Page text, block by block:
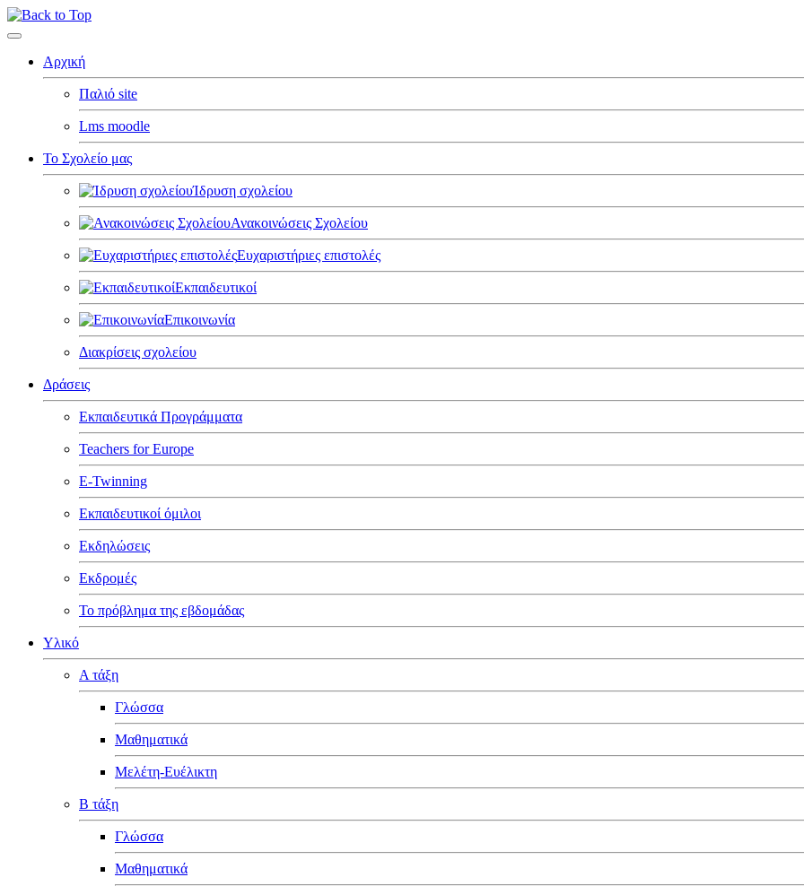
Αρχική
Παλιό site
Lms moodle
Το Σχολείο μας
Ίδρυση σχολείου
Ανακοινώσεις Σχολείου
Ευχαριστήριες επιστολές
Εκπαιδευτικοί
Επικοινωνία
Διακρίσεις σχολείου
Δράσεις
Εκπαιδευτικά Προγράμματα
Teachers for Europe
E-Twinning
Εκπαιδευτικοί όμιλοι
Εκδηλώσεις
Εκδρομές
Το πρόβλημα της εβδομάδας
Υλικό
Α τάξη
Γλώσσα
Μαθηματικά
Μελέτη-Ευέλικτη
Β τάξη
Γλώσσα
Μαθηματικά